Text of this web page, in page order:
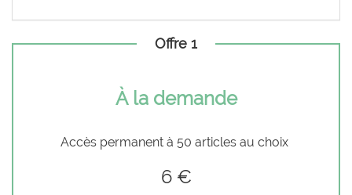
Offre 1
À la demande
Accès permanent à 50 articles au choix
6 €